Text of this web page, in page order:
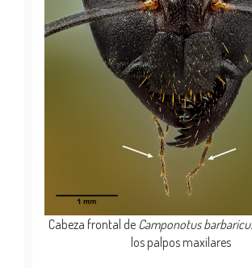
Cabeza frontal de Camponotus
los palpos maxilares